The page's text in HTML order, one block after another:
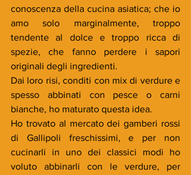
conoscenza della cucina asiatica; che io
amo solo marginalmente, troppo
tendente al dolce e troppo ricca di
spezie, che fanno perdere i sapori
originali degli ingredienti.
Dai loro risi, conditi con mix di verdure e
spesso abbinati con pesce o carni
bianche, ho maturato questa idea.
Ho trovato al mercato dei gamberi rossi
di Gallipoli freschissimi, e per non
cucinarli in uno dei classici modi ho
voluto abbinarli con le verdure, per